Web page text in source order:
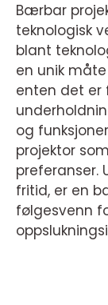
Bærbar
teknologisk
blant
en unik
enten det er
og
projektor
preferanser.
fritid, er en
følgesvenn